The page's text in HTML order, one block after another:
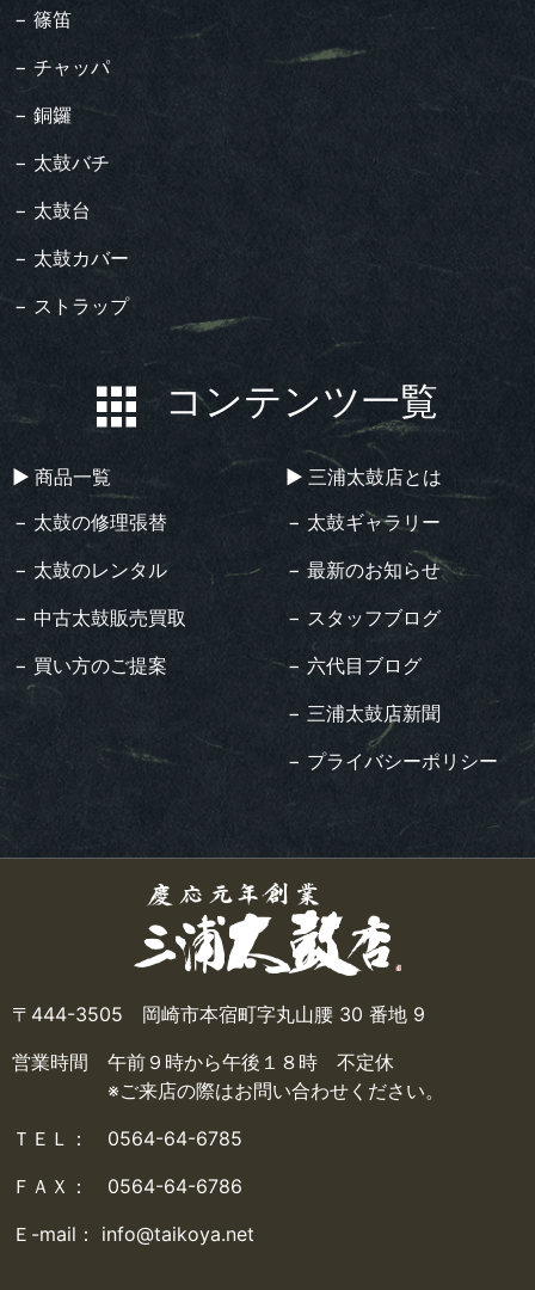
− 篠笛
− チャッパ
− 銅鑼
− 太鼓バチ
− 太鼓台
− 太鼓カバー
− ストラップ
コンテンツ一覧
▶︎ 商品一覧
− 太鼓の修理張替
− 太鼓のレンタル
− 中古太鼓販売買取
− 買い方のご提案
▶︎ 三浦太鼓店とは
− 太鼓ギャラリー
− 最新のお知らせ
− スタッフブログ
− 六代目ブログ
− 三浦太鼓店新聞
− プライバシーポリシー
〒444-3505 岡崎市本宿町字丸山腰 30 番地 9
営業時間 午前９時から午後１８時 不定休
※ご来店の際はお問い合わせください。
ＴＥＬ： 0564-64-6785
ＦＡＸ： 0564-64-6786
Ｅ-mail： info@taikoya.net